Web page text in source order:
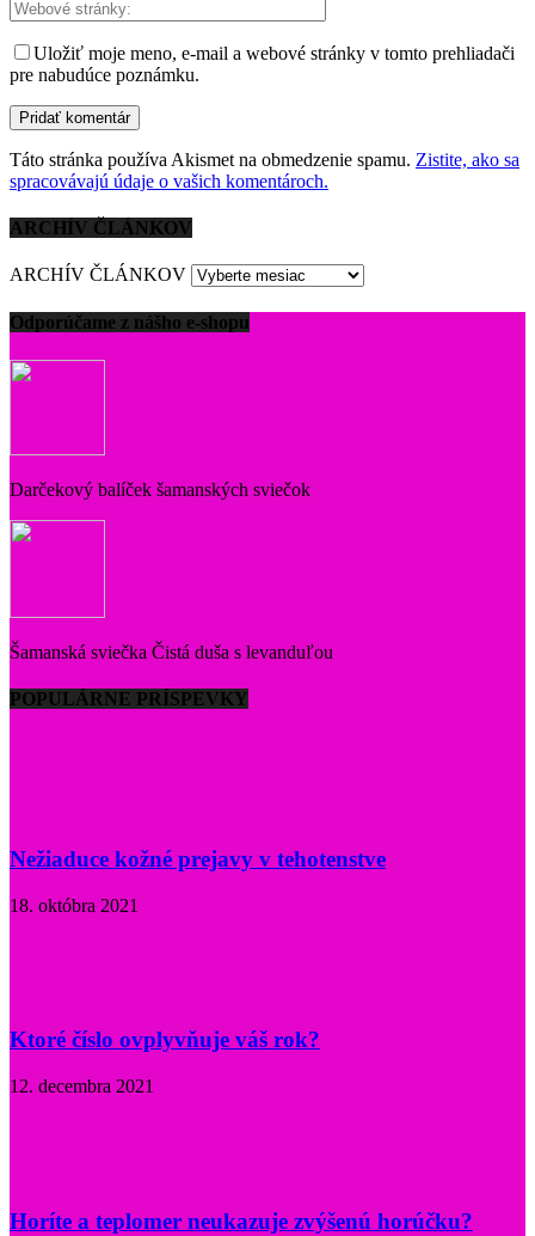
Uložiť moje meno, e-mail a webové stránky v tomto prehliadači
pre nabudúce poznámku.
Táto stránka používa Akismet na obmedzenie spamu. Zistite, ako sa
spracovávajú údaje o vašich komentároch.
ARCHÍV ČLÁNKOV
ARCHÍV ČLÁNKOV
Odporúčame z nášho e-shopu
Darčekový balíček šamanských sviečok
Šamanská sviečka Čistá duša s levanduľou
POPULÁRNE PRÍSPEVKY
Nežiaduce kožné prejavy v tehotenstve
18. októbra 2021
Ktoré číslo ovplyvňuje váš rok?
12. decembra 2021
Horíte a teplomer neukazuje zvýšenú horúčku?